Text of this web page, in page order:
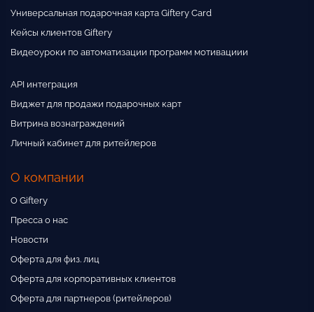
Универсальная подарочная карта Giftery Card
Кейсы клиентов Giftery
Видеоуроки по автоматизации программ мотивациии
API интеграция
Виджет для продажи подарочных карт
Витрина вознаграждений
Личный кабинет для ритейлеров
О компании
О Giftery
Пресса о нас
Новости
Оферта для физ. лиц
Оферта для корпоративных клиентов
Оферта для партнеров (ритейлеров)